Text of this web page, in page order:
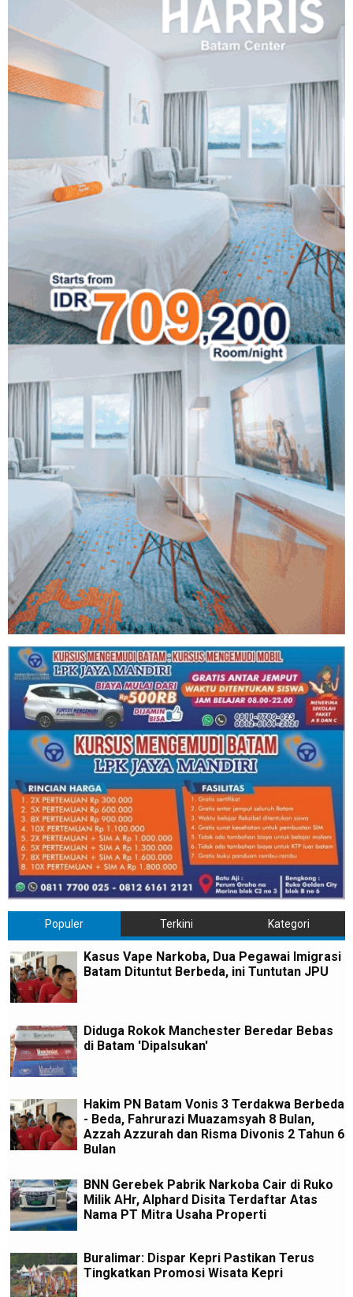
Populer Terkini Kategori
Kasus Vape Narkoba, Dua Pegawai Imigrasi
Batam Dituntut Berbeda, ini Tuntutan JPU
Diduga Rokok Manchester Beredar Bebas
di Batam 'Dipalsukan'
Hakim PN Batam Vonis 3 Terdakwa Berbeda
- Beda, Fahrurazi Muazamsyah 8 Bulan,
Azzah Azzurah dan Risma Divonis 2 Tahun 6
Bulan
BNN Gerebek Pabrik Narkoba Cair di Ruko
Milik AHr, Alphard Disita Terdaftar Atas
Nama PT Mitra Usaha Properti
Buralimar: Dispar Kepri Pastikan Terus
Tingkatkan Promosi Wisata Kepri